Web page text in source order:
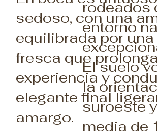
rodeados
entorno
El suelo
la
suroeste
media de
sedoso, con una
equilibrada por
fresca que
experiencia y
elegante final
amargo.